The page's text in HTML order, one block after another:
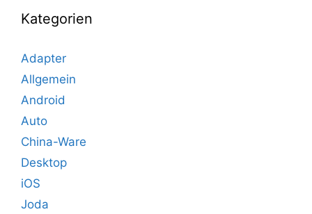
Kategorien
Adapter
Allgemein
Android
Auto
China-Ware
Desktop
iOS
Joda